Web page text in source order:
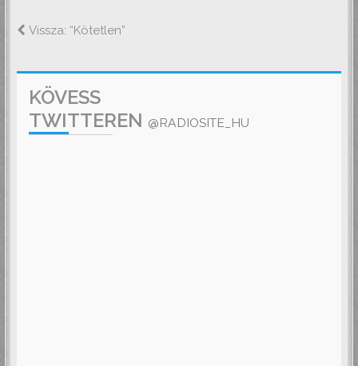
Vissza: “Kötetlen”
KÖVESS
TWITTEREN @RADIOSITE_HU